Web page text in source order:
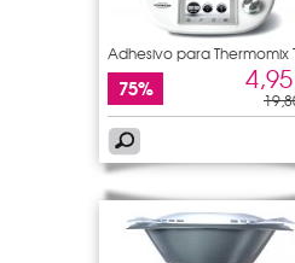
Adhesivo para Thermomix
5
75%